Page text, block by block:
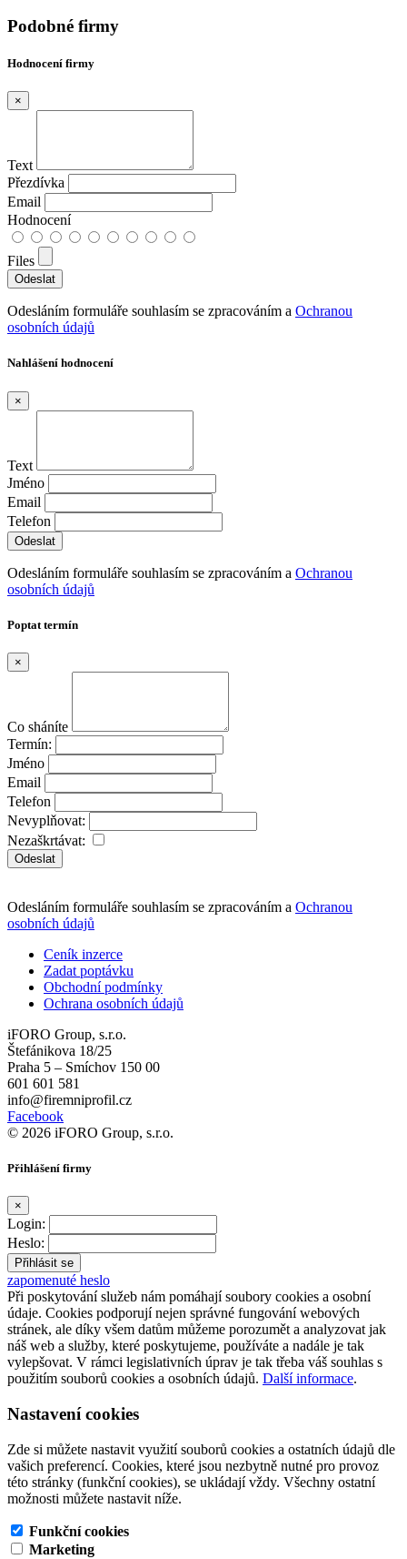
Podobné firmy
Hodnocení firmy
×
Text
Přezdívka
Email
Hodnocení
Files
Odesláním formuláře souhlasím se zpracováním a Ochranou
osobních údajů
Nahlášení hodnocení
×
Text
Jméno
Email
Telefon
Odesláním formuláře souhlasím se zpracováním a Ochranou
osobních údajů
Poptat termín
×
Co sháníte
Termín:
Jméno
Email
Telefon
Nevyplňovat:
Nezaškrtávat:
Odeslat
Odesláním formuláře souhlasím se zpracováním a Ochranou
osobních údajů
Ceník inzerce
Zadat poptávku
Obchodní podmínky
Ochrana osobních údajů
iFORO Group, s.r.o.
Štefánikova 18/25
Praha 5 – Smíchov 150 00
601 601 581
info@firemniprofil.cz
Facebook
© 2026 iFORO Group, s.r.o.
Přihlášení firmy
×
Login:
Heslo:
zapomenuté heslo
Při poskytování služeb nám pomáhají soubory cookies a osobní
údaje. Cookies podporují nejen správné fungování webových
stránek, ale díky všem datům můžeme porozumět a analyzovat jak
náš web a služby, které poskytujeme, používáte a nadále je tak
vylepšovat. V rámci legislativních úprav je tak třeba váš souhlas s
použitím souborů cookies a osobních údajů. Další informace.
Nastavení cookies
Zde si můžete nastavit využití souborů cookies a ostatních údajů dle
vašich preferencí. Cookies, které jsou nezbytně nutné pro provoz
této stránky (funkční cookies), se ukládají vždy. Všechny ostatní
možnosti můžete nastavit níže.
Funkční cookies
Marketing